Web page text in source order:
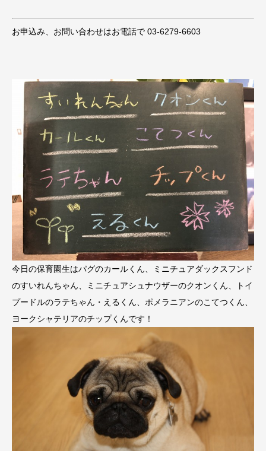
お申込み、お問い合わせはお電話で 03-6279-6603
今日の保育園生はパグのカールくん、ミニチュアダックスフンド
のすいれんちゃん、ミニチュアシュナウザーのクオンくん、トイ
プードルのラテちゃん・えるくん、ポメラニアンのこてつくん、
ヨークシャテリアのチップくんです！